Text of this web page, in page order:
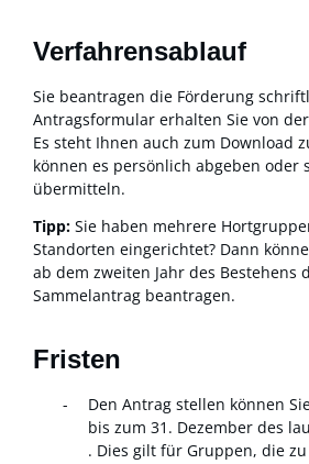
Verfahrensablauf
Sie beantragen die Förderung
Antragsformular erhalten Sie von
Es steht Ihnen auch zum Download
können es persönlich abgeben oder
übermitteln.
Tipp: Sie haben mehrere
Standorten eingerichtet? Dann
ab dem zweiten Jahr des Bestehens
Sammelantrag beantragen.
Fristen
Den Antrag stellen können
bis zum 31. Dezember des
. Dies gilt für Gruppen, die